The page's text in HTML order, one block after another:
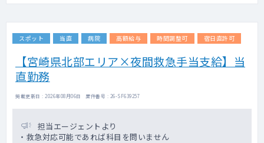
スポット 当直 病院 高額給与 時間調整可 宿日直許可
【宮崎県北部エリア×夜間救急手当支給】当
直勤務
掲載更新日 : 2026年08月06日 案件番号 : 26-SF639257
担当エージェントより
・救急対応可能であれば科目を問いません